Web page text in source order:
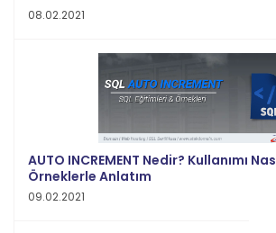
08.02.2021
AUTO INCREMENT Nedir? Kullanımı
Örneklerle Anlatım
09.02.2021